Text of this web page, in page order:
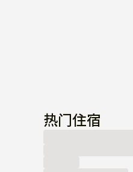
热门住宿